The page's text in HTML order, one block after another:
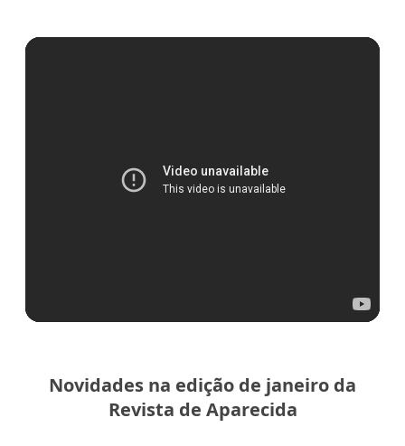
Novidades na edição de janeiro da
Revista de Aparecida